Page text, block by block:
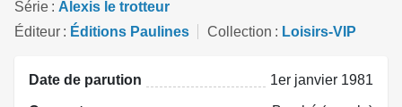
Série
Alexis le trotteur
Éditeur
Éditions Paulines Collection Loisirs-VIP
Date de parution 1er janvier 1981